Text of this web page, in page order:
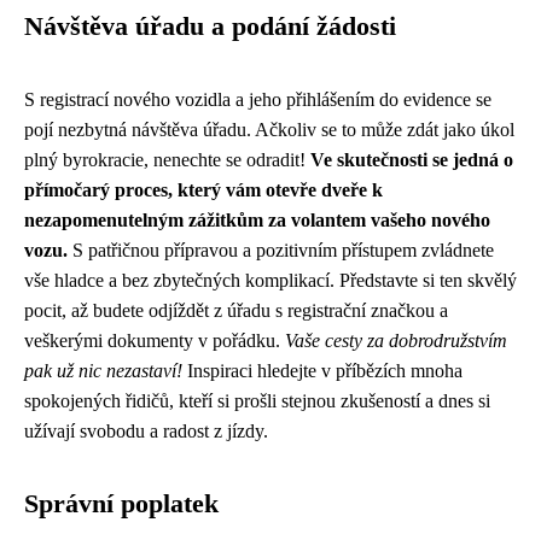
Návštěva úřadu a podání žádosti
S registrací nového vozidla a jeho přihlášením do evidence se
pojí nezbytná návštěva úřadu. Ačkoliv se to může zdát jako úkol
plný byrokracie, nenechte se odradit! Ve skutečnosti se jedná o
přímočarý proces, který vám otevře dveře k
nezapomenutelným zážitkům za volantem vašeho nového
vozu. S patřičnou přípravou a pozitivním přístupem zvládnete
vše hladce a bez zbytečných komplikací. Představte si ten skvělý
pocit, až budete odjíždět z úřadu s registrační značkou a
veškerými dokumenty v pořádku. Vaše cesty za dobrodružstvím
pak už nic nezastaví! Inspiraci hledejte v příbězích mnoha
spokojených řidičů, kteří si prošli stejnou zkušeností a dnes si
užívají svobodu a radost z jízdy.
Správní poplatek